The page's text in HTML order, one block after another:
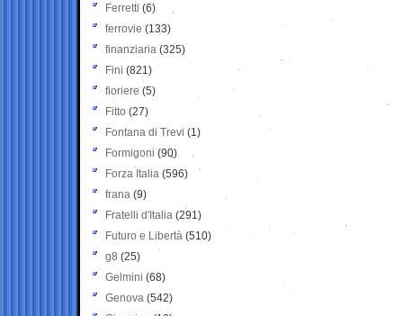
Ferretti (6)
ferrovie (133)
finanziaria (325)
Fini (821)
fioriere (5)
Fitto (27)
Fontana di Trevi (1)
Formigoni (90)
Forza Italia (596)
frana (9)
Fratelli d'Italia (291)
Futuro e Libertà (510)
g8 (25)
Gelmini (68)
Genova (542)